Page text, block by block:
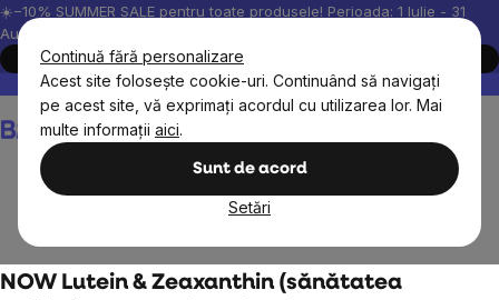
Continuă fără personalizare
Acest site folosește cookie-uri. Continuând să navigați
pe acest site, vă exprimați acordul cu utilizarea lor. Mai
multe informații aici.
Sunt de acord
Setări
Treci
la
conținut
☀️−10% SUMMER SALE pentru toate produsele! Perioada: 1 Iulie - 31
August, 2026.
Cumpără acum
Peste 200.000 de recenzii verificate
Produsele noastre sunt
Coş
de
NOW Lutein & Zeaxanthin (sănătatea